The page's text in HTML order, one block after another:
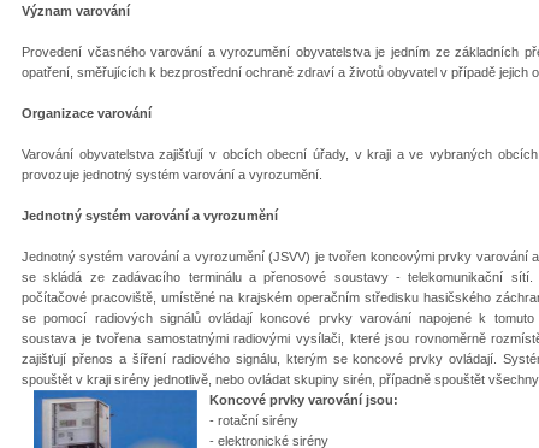
Význam varování
Provedení včasného varování a vyrozumění obyvatelstva je jedním ze základních
opatření, směřujících k bezprostřední ochraně zdraví a životů obyvatel v případě jejich
Organizace varování
Varování obyvatelstva zajišťují v obcích obecní úřady, v kraji a ve vybraných
provozuje jednotný systém varování a vyrozumění.
Jednotný systém varování a vyrozumění
Jednotný systém varování a vyrozumění (JSVV) je tvořen koncovými prvky varování
se skládá ze zadávacího terminálu a přenosové soustavy - telekomunikační sítí.
počítačové pracoviště, umístěné na krajském operačním středisku hasičského
se pomocí radiových signálů ovládají koncové prvky varování napojené k tomuto
soustava je tvořena samostatnými radiovými vysílači, které jsou rovnoměrně
zajišťují přenos a šíření radiového signálu, kterým se koncové prvky ovládají.
spouštět v kraji sirény jednotlivě, nebo ovládat skupiny sirén, případně spouštět
Koncové prvky varování jsou:
- rotační sirény
- elektronické sirény